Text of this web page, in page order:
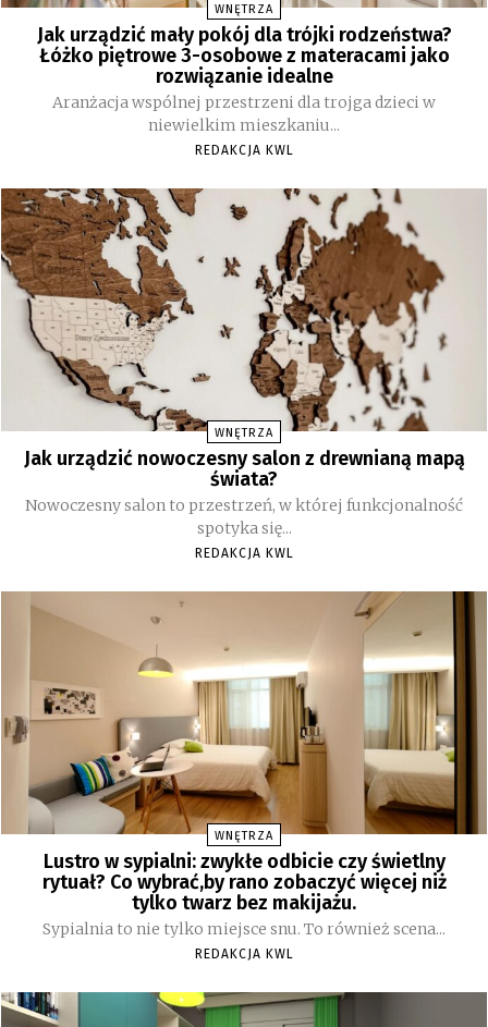
WNĘTRZA
Jak urządzić mały pokój dla trójki rodzeństwa?
Łóżko piętrowe 3-osobowe z materacami jako
rozwiązanie idealne
Aranżacja wspólnej przestrzeni dla trojga dzieci w
niewielkim mieszkaniu...
REDAKCJA KWL
WNĘTRZA
Jak urządzić nowoczesny salon z drewnianą mapą
świata?
Nowoczesny salon to przestrzeń, w której funkcjonalność
spotyka się...
REDAKCJA KWL
WNĘTRZA
Lustro w sypialni: zwykłe odbicie czy świetlny
rytuał? Co wybrać,by rano zobaczyć więcej niż
tylko twarz bez makijażu.
Sypialnia to nie tylko miejsce snu. To również scena...
REDAKCJA KWL